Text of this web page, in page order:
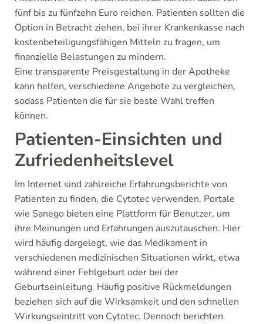
fünf bis zu fünfzehn Euro reichen. Patienten sollten die
Option in Betracht ziehen, bei ihrer Krankenkasse nach
kostenbeteiligungsfähigen Mitteln zu fragen, um
finanzielle Belastungen zu mindern.
Eine transparente Preisgestaltung in der Apotheke
kann helfen, verschiedene Angebote zu vergleichen,
sodass Patienten die für sie beste Wahl treffen
können.
Patienten-Einsichten und
Zufriedenheitslevel
Im Internet sind zahlreiche Erfahrungsberichte von
Patienten zu finden, die Cytotec verwenden. Portale
wie Sanego bieten eine Plattform für Benutzer, um
ihre Meinungen und Erfahrungen auszutauschen. Hier
wird häufig dargelegt, wie das Medikament in
verschiedenen medizinischen Situationen wirkt, etwa
während einer Fehlgeburt oder bei der
Geburtseinleitung. Häufig positive Rückmeldungen
beziehen sich auf die Wirksamkeit und den schnellen
Wirkungseintritt von Cytotec. Dennoch berichten